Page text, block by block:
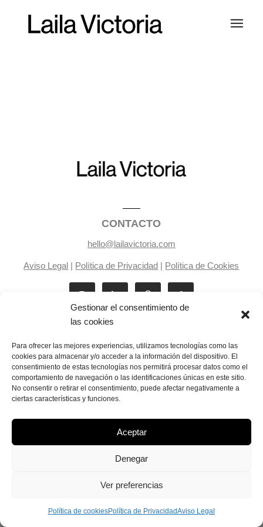
Gestionar el consentimiento de
las cookies
Para ofrecer las mejores experiencias, utilizamos tecnologías como las
cookies para almacenar y/o acceder a la información del dispositivo. El
consentimiento de estas tecnologías nos permitirá procesar datos como el
comportamiento de navegación o las identificaciones únicas en este sitio.
No consentir o retirar el consentimiento, puede afectar negativamente a
ciertas características y funciones.
Aceptar
Denegar
Ver preferencias
Política de cookiesPolítica de PrivacidadAviso Legal
CONTACTO
hello@lailavictoria.com
Aviso Legal | Política de Privacidad | Política de Cookies
Laila Victoria © copyright 2025